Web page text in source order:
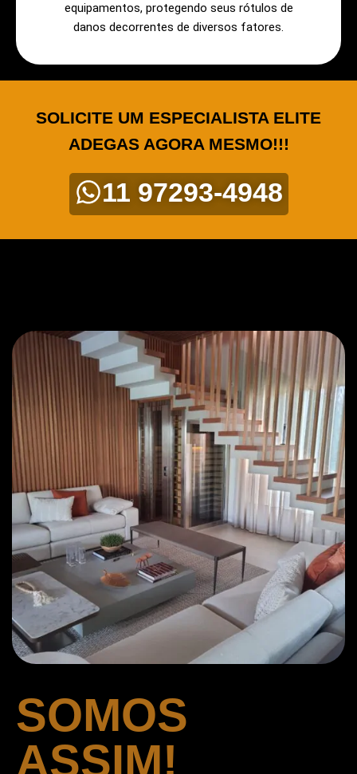
equipamentos, protegendo seus rótulos de
danos decorrentes de diversos fatores.
SOLICITE UM ESPECIALISTA ELITE
ADEGAS AGORA MESMO!!!
11 97293-4948
SOMOS
ASSIM!